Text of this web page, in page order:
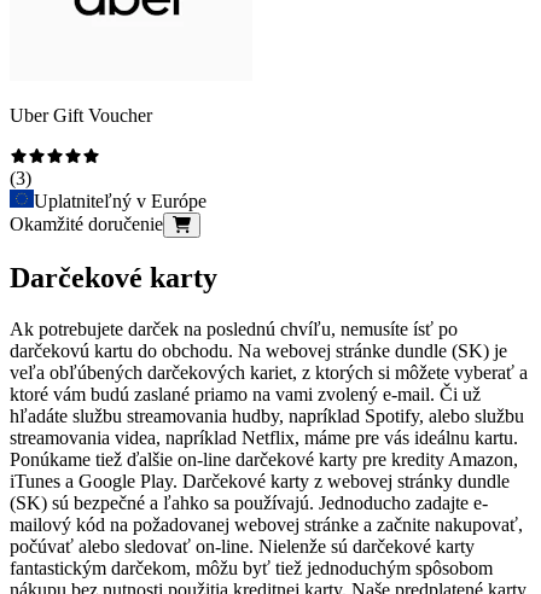
Uber Gift Voucher
(3)
Uplatniteľný v Európe
Okamžité doručenie
Darčekové karty
Ak potrebujete darček na poslednú chvíľu, nemusíte ísť po
darčekovú kartu do obchodu. Na webovej stránke dundle (SK) je
veľa obľúbených darčekových kariet, z ktorých si môžete vyberať a
ktoré vám budú zaslané priamo na vami zvolený e-mail. Či už
hľadáte službu streamovania hudby, napríklad Spotify, alebo službu
streamovania videa, napríklad Netflix, máme pre vás ideálnu kartu.
Ponúkame tiež ďalšie on-line darčekové karty pre kredity Amazon,
iTunes a Google Play. Darčekové karty z webovej stránky dundle
(SK) sú bezpečné a ľahko sa používajú. Jednoducho zadajte e-
mailový kód na požadovanej webovej stránke a začnite nakupovať,
počúvať alebo sledovať on-line. Nielenže sú darčekové karty
fantastickým darčekom, môžu byť tiež jednoduchým spôsobom
nákupu bez nutnosti použitia kreditnej karty. Naše predplatené karty